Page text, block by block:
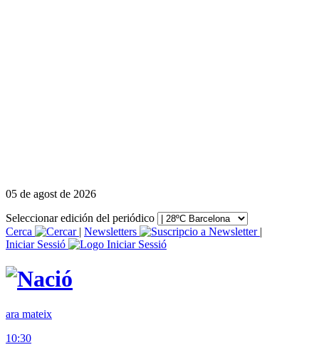
05 de agost de 2026
Seleccionar edición del periódico
Cerca
| Newsletters
|
Iniciar Sessió
ara mateix
10:30